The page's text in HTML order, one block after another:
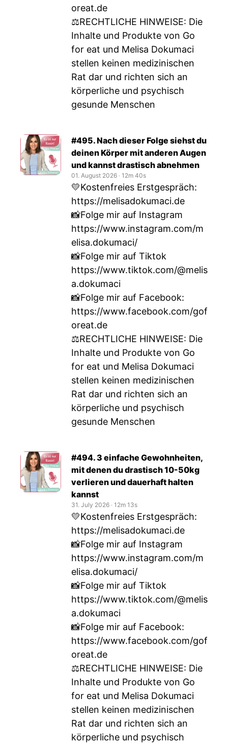
oreat.de
⚖RECHTLICHE HINWEISE: Die
Inhalte und Produkte von Go
for eat und Melisa Dokumaci
stellen keinen medizinischen
Rat dar und richten sich an
körperliche und psychisch
gesunde Menschen
#495. Nach dieser Folge siehst du
deinen Körper mit anderen Augen
und kannst drastisch abnehmen
01. August 2026 ‧ 12m 40s
💛Kostenfreies Erstgespräch:
https://melisadokumaci.de
📸Folge mir auf Instagram
https://www.instagram.com/m
elisa.dokumaci/
📸Folge mir auf Tiktok
https://www.tiktok.com/@melis
a.dokumaci
📸Folge mir auf Facebook:
https://www.facebook.com/gof
oreat.de
⚖RECHTLICHE HINWEISE: Die
Inhalte und Produkte von Go
for eat und Melisa Dokumaci
stellen keinen medizinischen
Rat dar und richten sich an
körperliche und psychisch
gesunde Menschen
#494. 3 einfache Gewohnheiten,
mit denen du drastisch 10-50kg
verlieren und dauerhaft halten
kannst
31. July 2026 ‧ 12m 13s
💛Kostenfreies Erstgespräch:
https://melisadokumaci.de
📸Folge mir auf Instagram
https://www.instagram.com/m
elisa.dokumaci/
📸Folge mir auf Tiktok
https://www.tiktok.com/@melis
a.dokumaci
📸Folge mir auf Facebook:
https://www.facebook.com/gof
oreat.de
⚖RECHTLICHE HINWEISE: Die
Inhalte und Produkte von Go
for eat und Melisa Dokumaci
stellen keinen medizinischen
Rat dar und richten sich an
körperliche und psychisch